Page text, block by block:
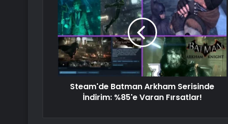
Steam'de Batman Arkham Serisinde
İndirim: %85'e Varan Fırsatlar!